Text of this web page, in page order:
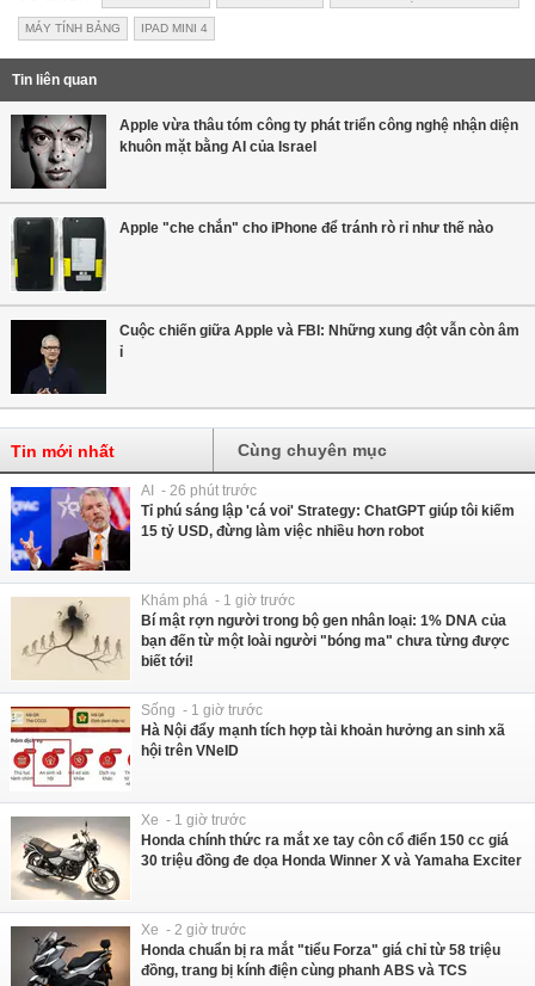
MÁY TÍNH BẢNG IPAD MINI 4
Tin liên quan
Apple vừa thâu tóm công ty phát triển công nghệ nhận diện
khuôn mặt bằng AI của Israel
Apple "che chắn" cho iPhone để tránh rò rỉ như thế nào
Cuộc chiến giữa Apple và FBI: Những xung đột vẫn còn âm
ỉ
Tin mới nhất Cùng chuyên mục
AI - 26 phút trước
Tỉ phú sáng lập 'cá voi' Strategy: ChatGPT giúp tôi kiếm
15 tỷ USD, đừng làm việc nhiều hơn robot
Khám phá - 1 giờ trước
Bí mật rợn người trong bộ gen nhân loại: 1% DNA của
bạn đến từ một loài người "bóng ma" chưa từng được
biết tới!
Sống - 1 giờ trước
Hà Nội đẩy mạnh tích hợp tài khoản hưởng an sinh xã
hội trên VNeID
Xe - 1 giờ trước
Honda chính thức ra mắt xe tay côn cổ điển 150 cc giá
30 triệu đồng đe dọa Honda Winner X và Yamaha Exciter
Xe - 2 giờ trước
Honda chuẩn bị ra mắt "tiểu Forza" giá chỉ từ 58 triệu
đồng, trang bị kính điện cùng phanh ABS và TCS